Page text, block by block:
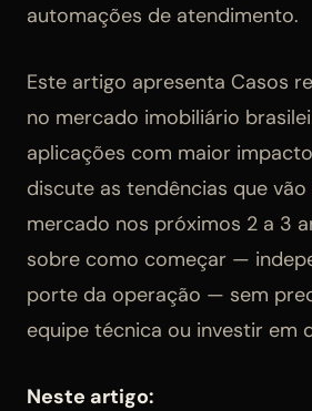
automações de atendimento.
Este artigo apresenta Casos
no mercado imobiliário
aplicações com maior
discute as tendências que
mercado nos próximos 2 a 3
sobre como começar —
porte da operação — sem
equipe técnica ou investir em
Neste artigo: